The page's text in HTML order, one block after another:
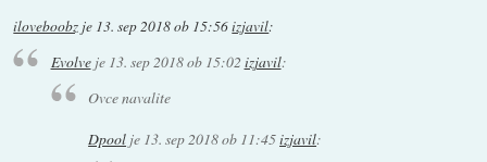
iloveboobz je 13. sep 2018 ob 15:56izjavil:
Evolveje 13. sep 2018 ob 15:02 izjavil:
Ovce navalite
Dpool je 13. sep 2018 ob 11:45izjavil: